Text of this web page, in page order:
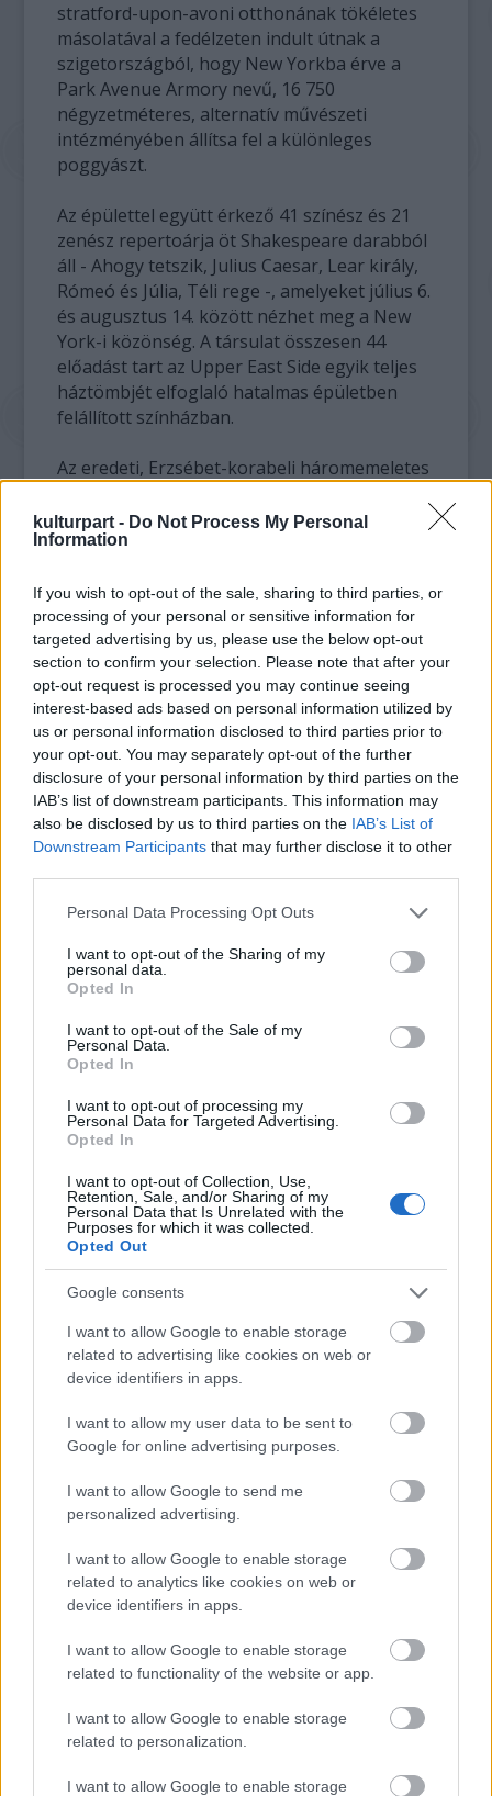
kulturpart - Do Not Process My Personal
Information
If you wish to opt-out of the sale, sharing to third parties, or
processing of your personal or sensitive information for
targeted advertising by us, please use the below opt-out
section to confirm your selection. Please note that after your
opt-out request is processed you may continue seeing
interest-based ads based on personal information utilized by
us or personal information disclosed to third parties prior to
your opt-out. You may separately opt-out of the further
disclosure of your personal information by third parties on the
IAB’s list of downstream participants. This information may
also be disclosed by us to third parties on the IAB’s List of
Downstream Participants that may further disclose it to other
Please note that this website/app uses one or more Google
not limited to your visit or usage behaviour. You may click to
grant or deny consent to Google and its third-party tags to
use your data for below specified purposes in below Google
consent section.
Personal Data Processing Opt Outs
I want to opt-out of the Sharing of my
personal data.
Opted In
I want to opt-out of the Sale of my
Personal Data.
Opted In
I want to opt-out of processing my
Personal Data for Targeted Advertising.
Opted In
I want to opt-out of Collection, Use,
Retention, Sale, and/or Sharing of my
Personal Data that Is Unrelated with the
Purposes for which it was collected.
Opted Out
Google consents
I want to allow Google to enable storage
related to advertising like cookies on web or
device identifiers in apps.
I want to allow my user data to be sent to
Google for online advertising purposes.
I want to allow Google to send me
personalized advertising.
I want to allow Google to enable storage
related to analytics like cookies on web or
device identifiers in apps.
I want to allow Google to enable storage
related to functionality of the website or app.
I want to allow Google to enable storage
related to personalization.
I want to allow Google to enable storage
stratford-upon-avoni otthonának tökéletes
másolatával a fedélzeten indult útnak a
szigetországból, hogy New Yorkba érve a
Park Avenue Armory nevű, 16 750
négyzetméteres, alternatív művészeti
intézményében állítsa fel a különleges
poggyászt.
Az épülettel együtt érkező 41 színész és 21
zenész repertoárja öt Shakespeare darabból
áll - Ahogy tetszik, Julius Caesar, Lear király,
Rómeó és Júlia, Téli rege -, amelyeket július 6.
és augusztus 14. között nézhet meg a New
York-i közönség. A társulat összesen 44
előadást tart az Upper East Side egyik teljes
háztömbjét elfoglaló hatalmas épületben
felállított színházban.
Az eredeti, Erzsébet-korabeli háromemeletes
színpadát, három oldalról öleli körbe a 975
férőhelyen osztozó közönség. Az
legtávolabbi szék mindössze 15 méterre van
a színpad sarkától. "Még a legolcsóbb helyen
ülő néző is nagyon közel lesz a
történésekhez, ami véleményem szerint
rendkívül különleges élményt nyújt majd" -
mondta Nigel Redden, a munkálatokért
felelős Lincoln Center Festival vezetője.
A Royal Shakespeare Company saját
műhelyeiben építette meg a különleges
színpaddal rendelkező mozgatható
poggyászok mélyén fekvő 400 kosztüm, 15
szakáll, 350 pár csizma és cipő, számos
műszemgolyóként használt licsi
gyümölcskonzerv és negyven liternyi művér
mellé.
A Londonban és a világ különböző pontjain is
rendszeres fellépő társulat jövőbeli turnéjai
során is használni fogja a honvágy ellen is
hasznos, különleges mozgó színházat.
Forrás:MTI
AZ EMBERSÉG ÜNNEPE
SZÍNHÁZRÓL